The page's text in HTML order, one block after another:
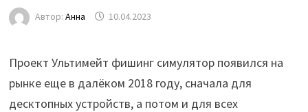
Автор: Анна 10.04.2023
Проект Ультимейт фишинг симулятор появился на
рынке еще в далёком 2018 году, сначала для
десктопных устройств, а потом и для всех